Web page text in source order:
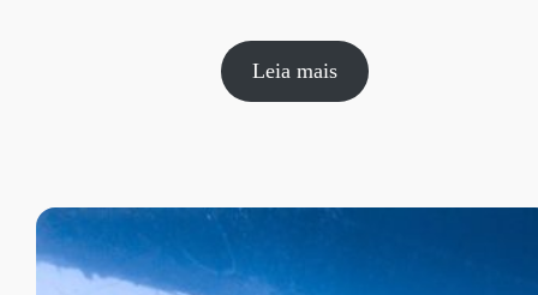
Leia mais